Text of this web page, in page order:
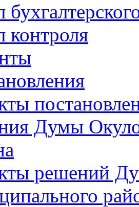
контроля
Думы
решений